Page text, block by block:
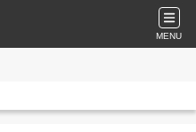
MENU